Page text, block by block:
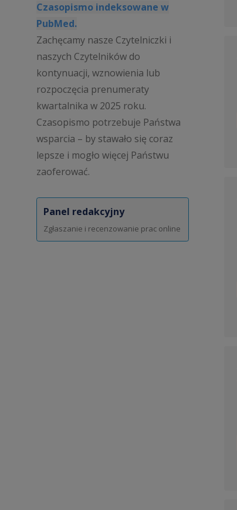
Czasopismo indeksowane w
PubMed.
Zachęcamy nasze Czytelniczki i
naszych Czytelników do
kontynuacji, wznowienia lub
rozpoczęcia prenumeraty
kwartalnika w 2025 roku.
Czasopismo potrzebuje Państwa
wsparcia – by stawało się coraz
lepsze i mogło więcej Państwu
zaoferować.
Panel redakcyjny
Zgłaszanie i recenzowanie prac online